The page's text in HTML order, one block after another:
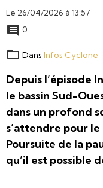
Le 26/04/2026 à 13:57
0
Dans Infos Cyclone
Depuis l’épisode
le bassin Sud-
dans un profond
s’attendre pour le
Poursuite de la
qu’il est possible